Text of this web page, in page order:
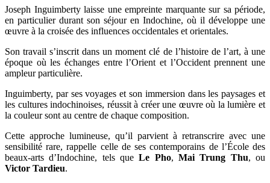
Joseph Inguimberty laisse une empreinte marquante sur sa période,
en particulier durant son séjour en Indochine, où il développe une
œuvre à la croisée des influences occidentales et orientales.
Son travail s’inscrit dans un moment clé de l’histoire de l’art, à une
époque où les échanges entre l’Orient et l’Occident prennent une
ampleur particulière.
Inguimberty, par ses voyages et son immersion dans les paysages et
les cultures indochinoises, réussit à créer une œuvre où la lumière et
la couleur sont au centre de chaque composition.
Cette approche lumineuse, qu’il parvient à retranscrire avec une
sensibilité rare, rappelle celle de ses contemporains de l’École des
beaux-arts d’Indochine, tels queLe Pho,Mai Trung Thu, ou
Victor Tardieu.